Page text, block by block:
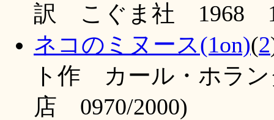
訳 こぐま社 1968
ネコのミヌース(1on)(2
ト作 カール・ホラン
店 0970/2000)